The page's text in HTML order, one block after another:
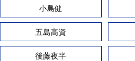
小島健
五島高資
後藤夜半